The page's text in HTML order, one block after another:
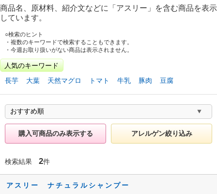
商品名、原材料、紹介文などに「 アスリー 」を含む商品を表示
しています。
○検索のヒント
・複数のキーワードで検索することもできます。
・今週お取り扱いがない商品は表示されません。
人気のキーワード
長芋
大葉 天然マグロ トマト 牛乳 豚肉 豆腐
購入可商品のみ表示する アレルゲン絞り込み
検索結果 2件
アスリー ナチュラルシャンプー